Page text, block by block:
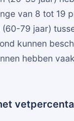
van 8 tot 19
(60-79 jaar)
kunnen
hebben